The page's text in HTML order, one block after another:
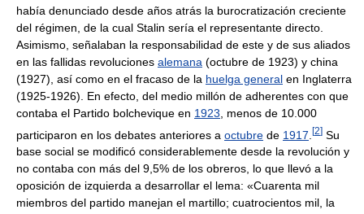
había denunciado desde años atrás la burocratización creciente
del régimen, de la cual Stalin sería el representante directo.
Asimismo, señalaban la responsabilidad de este y de sus aliados
en las fallidas revoluciones alemana (octubre de 1923) y china
(1927), así como en el fracaso de la huelga general en Inglaterra
(1925-1926). En efecto, del medio millón de adherentes con que
contaba el Partido bolchevique en 1923 , menos de 10.000
participaron en los debates anteriores a octubre de 1917 [2] Su
base social se modificó considerablemente desde la revolución y
no contaba con más del 9,5% de los obreros, lo que llevó a la
oposición de izquierda a desarrollar el lema: «Cuarenta mil
miembros del partido manejan el martillo; cuatrocientos mil, la